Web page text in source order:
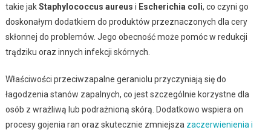
takie jakStaphylococcus aureus i Escherichia coli, co czyni go
doskonałym dodatkiem do produktów przeznaczonych dla cery
skłonnej do problemów. Jego obecność może pomóc w redukcji
trądziku oraz innych infekcji skórnych.
Właściwości przeciwzapalne geraniolu przyczyniają się do
łagodzenia stanów zapalnych, co jest szczególnie korzystne dla
osób z wrażliwą lub podrażnioną skórą. Dodatkowo wspiera on
procesy gojenia ran oraz skutecznie zmniejsza zaczerwienienia i